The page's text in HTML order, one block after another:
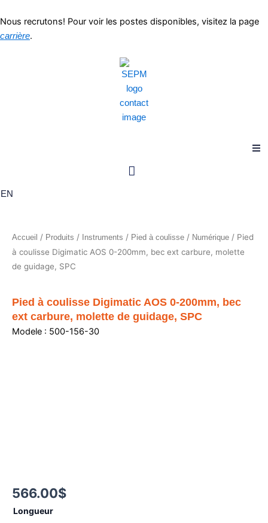
au
contenu
Nous recrutons! Pour voir les postes disponibles, visitez la page
carrière.
EN
Accueil / Produits / Instruments / Pied à coulisse / Numérique / Pied
à coulisse Digimatic AOS 0-200mm, bec ext carbure, molette
de guidage, SPC
Pied à coulisse Digimatic AOS 0-200mm, bec
ext carbure, molette de guidage, SPC
Modele : 500-156-30
566.00$
Longueur
quantité